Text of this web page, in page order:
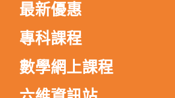
最新優惠
專科課程
數學網上課程